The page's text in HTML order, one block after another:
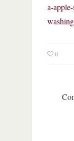
a-
0